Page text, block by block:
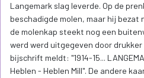
Langemark slag leverde. Op de
beschadigde molen, maar hij bezat
de molenkap steekt nog een
werd werd uitgegeven door drukker
bijschrift meldt: "1914-15...
Heblen - Heblen Mill". De andere